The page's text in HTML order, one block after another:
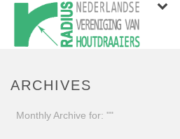
ARCHIVES
Monthly Archive for: ""